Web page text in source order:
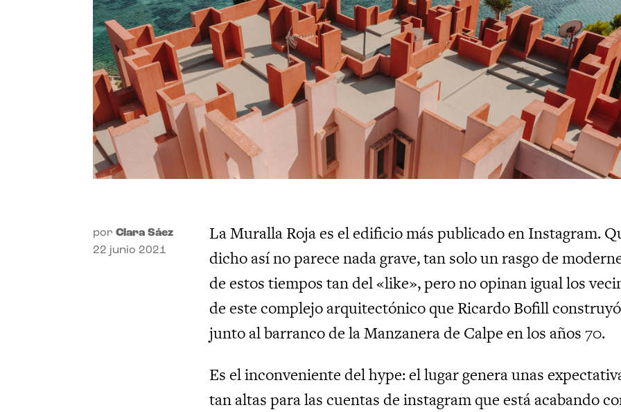
porClara Sáez
22 junio 2021
La Muralla Roja es el edificio más publicado en Instagram.
dicho así no parece nada grave, tan solo un rasgo de
de estos tiempos tan del «like», pero no opinan igual los
de este complejo arquitectónico que Ricardo Bofill construyó
junto al barranco de la Manzanera de Calpe en los años 70.
Es el inconveniente del hype: el lugar genera unas
tan altas para las cuentas de instagram que está acabando